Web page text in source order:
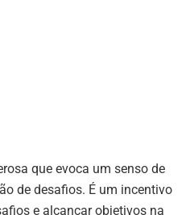
que evoca um senso de
de desafios. É um incentivo
e alcançar objetivos na